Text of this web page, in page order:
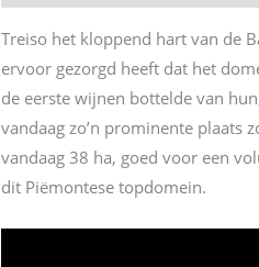
Treiso het kloppend hart van de
ervoor gezorgd heeft dat het
de eerste wijnen bottelde van
vandaag zo’n prominente plaats
vandaag 38 ha, goed voor een
dit Piëmontese topdomein.